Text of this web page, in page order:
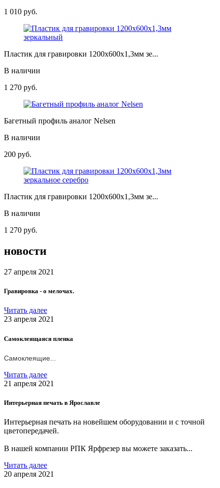
1 010 руб.
Пластик для гравировки 1200х600х1,3мм зе...
В наличии
1 270 руб.
Багетный профиль аналог Nelsen
В наличии
200 руб.
Пластик для гравировки 1200х600х1,3мм зе...
В наличии
1 270 руб.
новости
27 апреля 2021
Гравировка - о мелочах.
Читать далее
23 апреля 2021
Самоклеящаяся пленка
Самоклеящие...
Читать далее
21 апреля 2021
Интерьерная печать в Ярославле
Интерьерная печать на новейшем оборудовании и с точной
цветопередачей.
В нашей компании РПК Ярфрезер вы можете заказать...
Читать далее
20 апреля 2021